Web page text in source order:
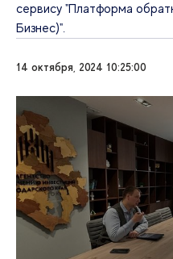
сервису "Платформа
Бизнес)".
14 октября, 2024 10:25:00